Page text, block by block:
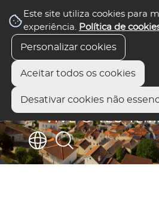
Este site utiliza cookies para
experiência. Política de
Personalizar cookies
Aceitar todos os cookies
Desativar cookies não